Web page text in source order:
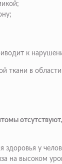
к
ткани в
у
на высоком